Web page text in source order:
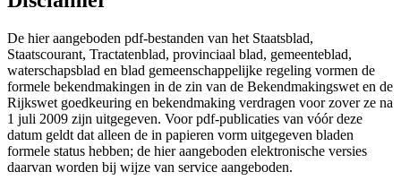
De hier aangeboden pdf-bestanden van het Staatsblad,
Staatscourant, Tractatenblad, provinciaal blad, gemeenteblad,
waterschapsblad en blad gemeenschappelijke regeling vormen de
formele bekendmakingen in de zin van de Bekendmakingswet en de
Rijkswet goedkeuring en bekendmaking verdragen voor zover ze na
1 juli 2009 zijn uitgegeven. Voor pdf-publicaties van vóór deze
datum geldt dat alleen de in papieren vorm uitgegeven bladen
formele status hebben; de hier aangeboden elektronische versies
daarvan worden bij wijze van service aangeboden.